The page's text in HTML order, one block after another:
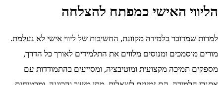
הליווי האישי כמפתח להצלחה
למרות שמדובר בלמידה מקוונת, החשיבות של ליווי אישי לא נעלמת.
מורים מוסמכים ומנוסים מלווים את התלמידים לאורך כל הדרך,
מספקים תמיכה מקצועית ומוטיבציה, ומסייעים בהתמודדות עם